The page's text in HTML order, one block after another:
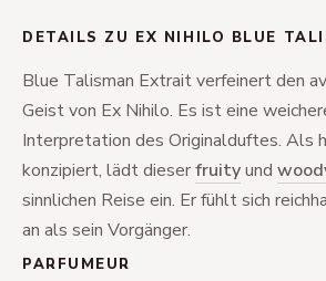
DETAILS ZU EX NIHILO BLUE
Blue Talisman Extrait verfeinert den
Geist von Ex Nihilo. Es ist eine
Interpretation des Originalduftes. Als
konzipiert, lädt dieserfruityund
sinnlichen Reise ein. Er fühlt sich
an als sein Vorgänger.
PARFUMEUR